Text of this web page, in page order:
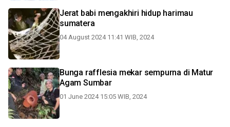
Jerat babi mengakhiri hidup harimau
sumatera
04 August 2024 11:41 WIB, 2024
Bunga rafflesia mekar sempurna di Matur
Agam Sumbar
01 June 2024 15:05 WIB, 2024